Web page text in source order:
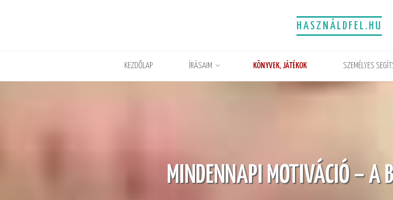
HASZNÁLDFEL.HU
KEZDŐLAP ÍRÁSAIM KÖNYVEK, JÁTÉKOK SZEMÉLYES
MINDENNAPI MOTIVÁCIÓ – A